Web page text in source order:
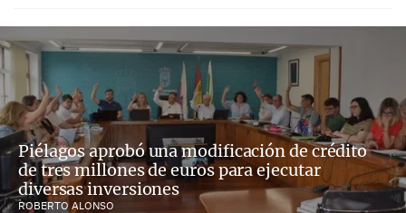
Piélagos aprobó una modificación de crédito
de tres millones de euros para ejecutar
diversas inversiones
ROBERTO ALONSO